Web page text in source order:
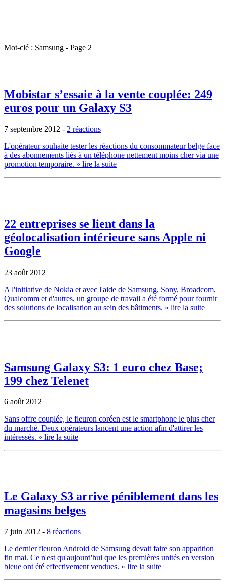
Mot-clé : Samsung - Page 2
Mobistar s’essaie à la vente couplée: 249
euros pour un Galaxy S3
7 septembre 2012 - 2 réactions
L'opérateur souhaite tester les réactions du consommateur belge face
à des abonnements liés à un téléphone nettement moins cher via une
promotion temporaire. » lire la suite
22 entreprises se lient dans la
géolocalisation intérieure sans Apple ni
Google
23 août 2012
A l'initiative de Nokia et avec l'aide de Samsung, Sony, Broadcom,
Qualcomm et d'autres, un groupe de travail a été formé pour fournir
des solutions de localisation au sein des bâtiments. » lire la suite
Samsung Galaxy S3: 1 euro chez Base;
199 chez Telenet
6 août 2012
Sans offre couplée, le fleuron coréen est le smartphone le plus cher
du marché. Deux opérateurs lancent une action afin d'attirer les
intéressés. » lire la suite
Le Galaxy S3 arrive péniblement dans les
magasins belges
7 juin 2012 - 8 réactions
Le dernier fleuron Android de Samsung devait faire son apparition
fin mai. Ce n'est qu'aujourd'hui que les premières unités en version
bleue ont été effectivement vendues. » lire la suite